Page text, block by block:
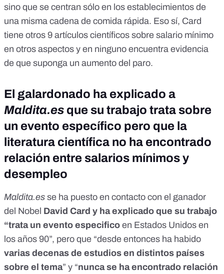
sino que se centran sólo en los establecimientos de
una misma cadena de comida rápida. Eso sí, Card
tiene otros 9 artículos científicos sobre salario mínimo
en otros aspectos y en ninguno encuentra evidencia
de que suponga un aumento del paro.
El galardonado ha explicado a
Maldita.es que su trabajo trata sobre
un evento específico pero que la
literatura científica no ha encontrado
relación entre salarios mínimos y
desempleo
Maldita.es se ha puesto en contacto con el ganador
del Nobel David Card y ha explicado que su trabajo
“trata un evento especifico en Estados Unidos en
los años 90”, pero que “desde entonces ha habido
varias decenas de estudios en distintos países
sobre el tema” y “nunca se ha encontrado relación